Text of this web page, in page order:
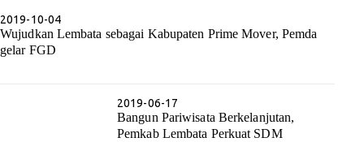
2019-10-04
Wujudkan Lembata sebagai Kabupaten Prime Mover, Pemda
gelar FGD
2019-06-17
Bangun Pariwisata Berkelanjutan,
Pemkab Lembata Perkuat SDM